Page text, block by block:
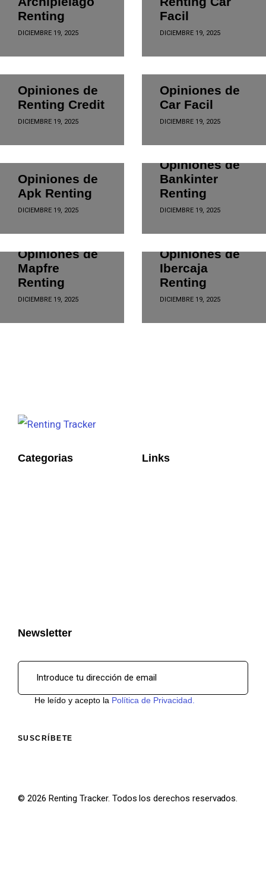
Renting
DICIEMBRE 19, 2025
Facil
DICIEMBRE 19, 2025
Opiniones de
Renting Credit
DICIEMBRE 19, 2025
Opiniones de
Car Facil
DICIEMBRE 19, 2025
Opiniones de
Apk Renting
DICIEMBRE 19, 2025
EMPRESAS
Opiniones de
Bankinter
Renting
DICIEMBRE 19, 2025
EMPRESAS
Opiniones de
Mapfre
Renting
DICIEMBRE 19, 2025
EMPRESAS
Opiniones de
Ibercaja
Renting
DICIEMBRE 19, 2025
Categorias Links
Newsletter
He leído y acepto la Política de Privacidad.
© 2026 Renting Tracker. Todos los derechos reservados.